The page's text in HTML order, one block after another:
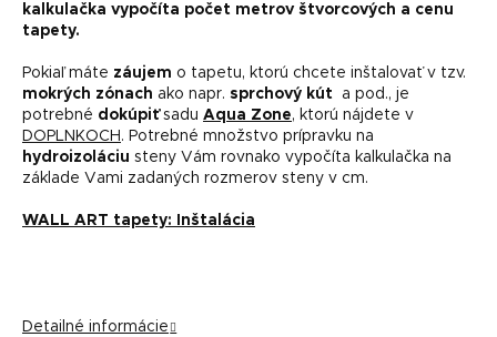
kalkulačka vypočíta počet metrov štvorcových a cenu
tapety.
Pokiaľ máte záujem o tapetu, ktorú chcete inštalovať v tzv.
mokrých zónach ako napr. sprchový kút
a pod., je
potrebné dokúpiťsadu Aqua Zone, ktorú nájdete v
DOPLNKOCH . Potrebné množstvo prípravku na
hydroizoláciu steny Vám rovnako vypočíta kalkulačka na
základe Vami zadaných rozmerov steny v cm.
WALL ART tapety: Inštalácia
Detailné informácie